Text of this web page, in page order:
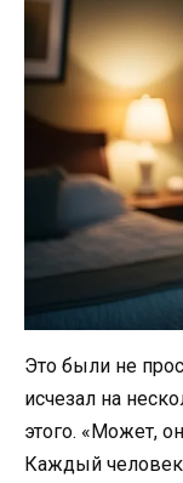
Это были не
исчезал на
этого. «Может,
Каждый